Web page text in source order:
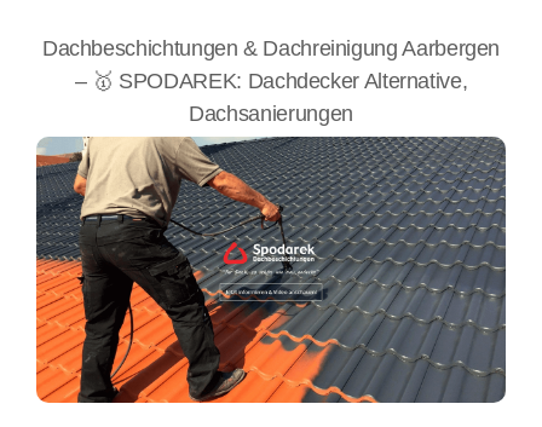
Dachbeschichtungen & Dachreinigung Aarbergen
– 🥇 SPODAREK: Dachdecker Alternative,
Dachsanierungen